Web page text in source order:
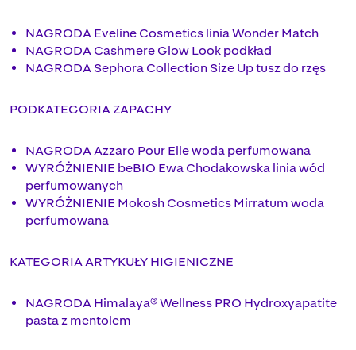
NAGRODA Eveline Cosmetics linia Wonder Match
NAGRODA Cashmere Glow Look podkład
NAGRODA Sephora Collection Size Up tusz do rzęs
PODKATEGORIA ZAPACHY
NAGRODA Azzaro Pour Elle woda perfumowana
WYRÓŻNIENIE beBIO Ewa Chodakowska linia wód
perfumowanych
WYRÓŻNIENIE Mokosh Cosmetics Mirratum woda
perfumowana
KATEGORIA ARTYKUŁY HIGIENICZNE
NAGRODA Himalaya® Wellness PRO Hydroxyapatite
pasta z mentolem